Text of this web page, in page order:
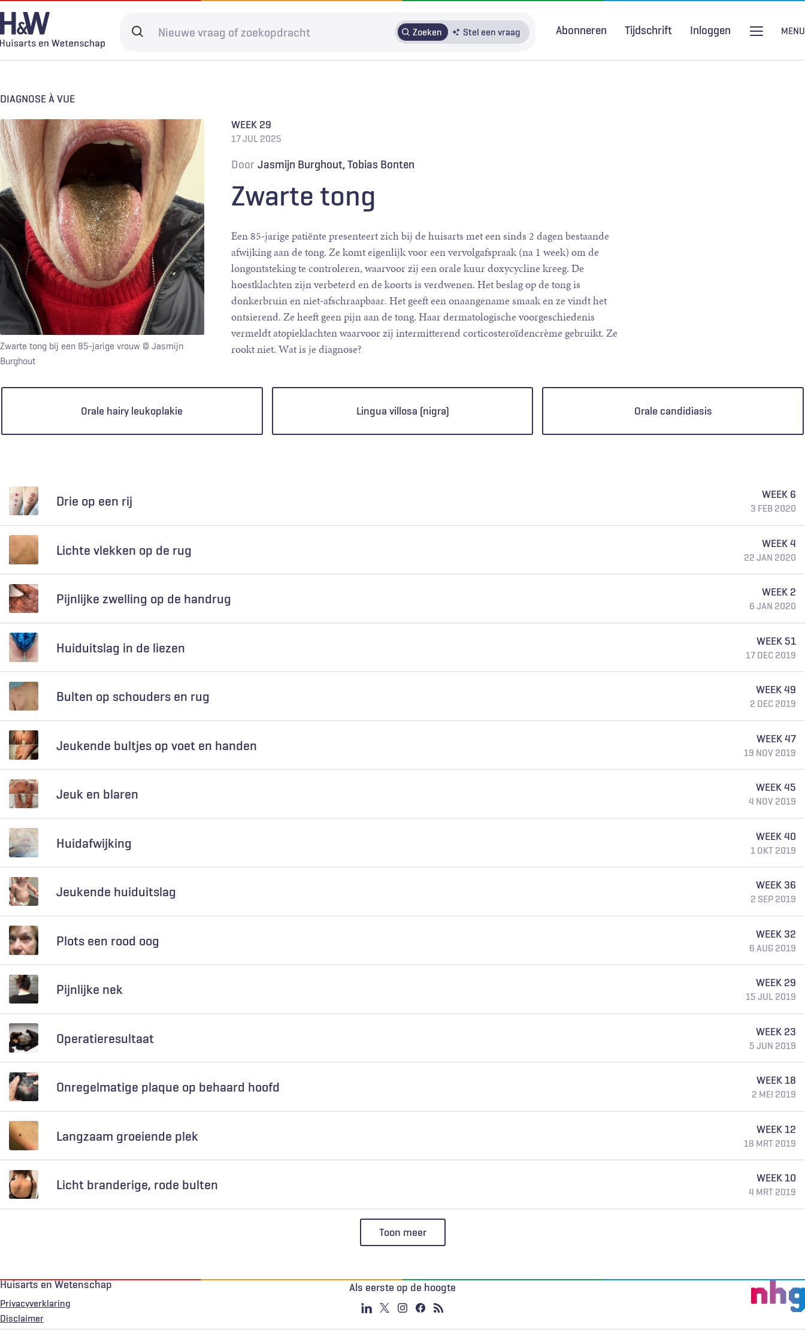
Overslaan
en
naar
gaan
Search
Zoeken Stel een vraag Abonneren Tijdschrift Inloggen MENU
Spoedzorg
Digitale zorg Levenseinde
Door in te loggen op HAweb krijgt u toegang tot de artikelen
Abonneren
DIAGNOSE À VUE
Zwarte tong bij een 85-jarige vrouw © Jasmijn
Burghout
WEEK 29
17 JUL 2025
Door Jasmijn Burghout Tobias Bonten
Zwarte tong
Een 85-jarige patiënte presenteert zich bij de huisarts met een sinds 2 dagen bestaande
afwijking aan de tong. Ze komt eigenlijk voor een vervolgafspraak (na 1 week) om de
longontsteking te controleren, waarvoor zij een orale kuur doxycycline kreeg. De
hoestklachten zijn verbeterd en de koorts is verdwenen. Het beslag op de tong is
donkerbruin en niet-afschraapbaar. Het geeft een onaangename smaak en ze vindt het
ontsierend. Ze heeft geen pijn aan de tong. Haar dermatologische voorgeschiedenis
vermeldt atopieklachten waarvoor zij intermitterend corticosteroïdencrème gebruikt. Ze
rookt niet. Wat is je diagnose?
Keuzen
Orale hairy leukoplakie
Lingua villosa (nigra) Orale candidiasis
Drie op een rij WEEK 6
3 FEB 2020
Lichte vlekken op de rug WEEK 4
22 JAN 2020
Pijnlijke zwelling op de handrug WEEK 2
6 JAN 2020
Huiduitslag in de liezen WEEK 51
17 DEC 2019
Bulten op schouders en rug WEEK 49
2 DEC 2019
Jeukende bultjes op voet en handen WEEK 47
19 NOV 2019
Jeuk en blaren WEEK 45
4 NOV 2019
Huidafwijking WEEK 40
1 OKT 2019
Jeukende huiduitslag WEEK 36
2 SEP 2019
Plots een rood oog WEEK 32
6 AUG 2019
Pijnlijke nek WEEK 29
15 JUL 2019
Operatieresultaat WEEK 23
5 JUN 2019
Onregelmatige plaque op behaard hoofd WEEK 18
2 MEI 2019
Langzaam groeiende plek WEEK 12
18 MRT 2019
Licht branderige, rode bulten WEEK 10
4 MRT 2019
Toon meer
Huisarts en Wetenschap
Privacyverklaring
Voet
Disclaimer
Als eerste op de hoogte